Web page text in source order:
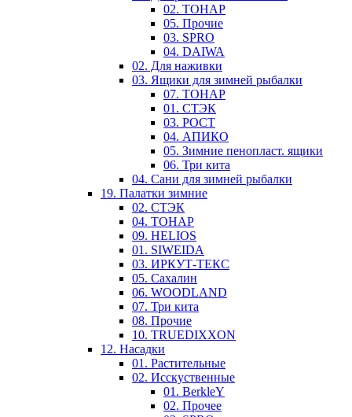
02. ТОНАР
05. Прочие
03. SPRO
04. DAIWA
02. Для наживки
03. Ящики для зимней рыбалки
07. ТОНАР
01. СТЭК
03. РОСТ
04. АПИКО
05. Зимние пенопласт. ящики
06. Три кита
04. Сани для зимней рыбалки
19. Палатки зимние
02. СТЭК
04. ТОНАР
09. HELIOS
01. SIWEIDA
03. ИРКУТ-ТЕКС
05. Сахалин
06. WOODLAND
07. Три кита
08. Прочие
10. TRUEDIXXON
12. Насадки
01. Растительные
02. Исскуственные
01. BerkleY
02. Прочее